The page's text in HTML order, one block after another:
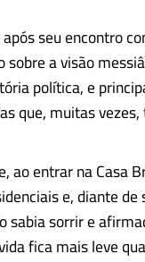
seu encontro
a visão
política, e
que, muitas
entrar na Casa
e, diante
sorrir e
fica mais leve